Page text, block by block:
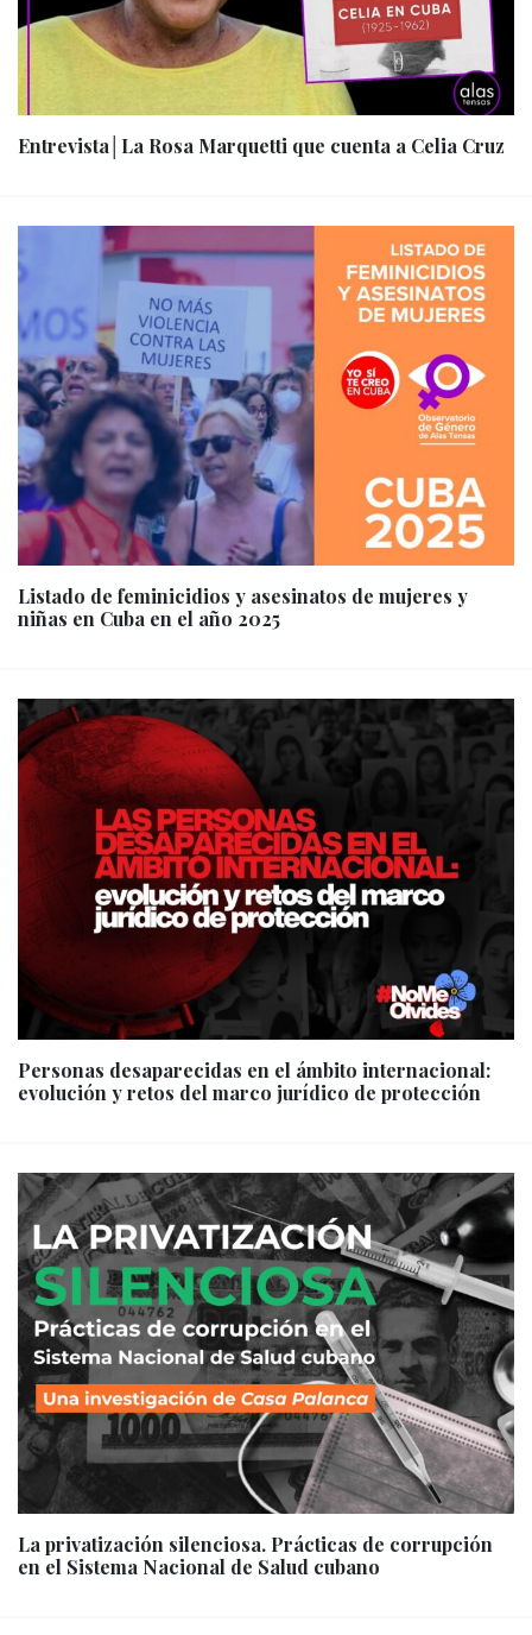
Entrevista│La Rosa Marquetti que cuenta a Celia Cruz
Listado de feminicidios y asesinatos de mujeres y
niñas en Cuba en el año 2025
Personas desaparecidas en el ámbito internacional:
evolución y retos del marco jurídico de protección
La privatización silenciosa. Prácticas de corrupción
en el Sistema Nacional de Salud cubano